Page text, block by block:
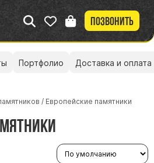
Позвонить
Портфолио Доставка и оплата
/ Европейские памятники